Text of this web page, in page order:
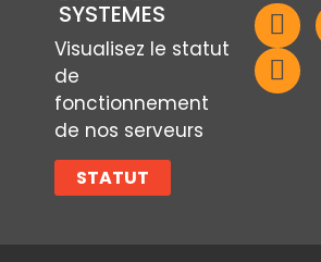
SYSTEMES
Visualisez le statut
de
fonctionnement
de nos serveurs
STATUT